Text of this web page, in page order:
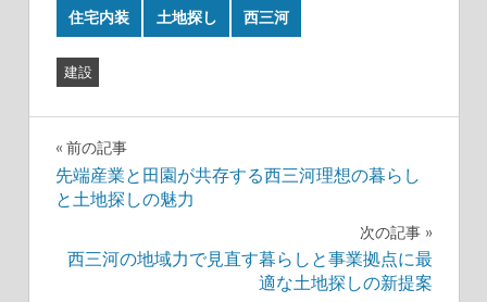
住宅内装 土地探し 西三河
建設
投
稿
前の記事
先端産業と田園が共存する西三河理想の暮らし
と土地探しの魅力
次の記事
西三河の地域力で見直す暮らしと事業拠点に最
適な土地探しの新提案